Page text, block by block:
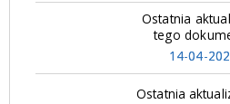
Ostatnia
tego
14-04-
Ostatnia